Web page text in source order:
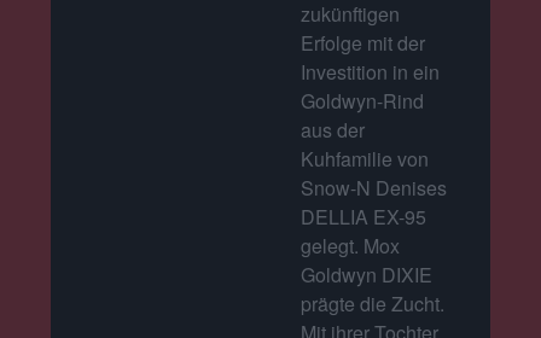
zukünftigen
Erfolge mit der
Investition in ein
Goldwyn-Rind
aus der
Kuhfamilie von
Snow-N Denises
DELLIA EX-95
gelegt. Mox
Goldwyn DIXIE
prägte die Zucht.